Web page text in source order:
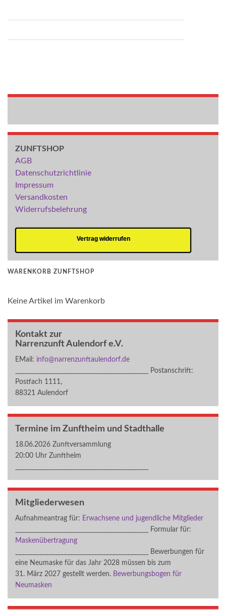
ZUNFTSHOP
AGB
Datenschutzrichtlinie
Impressum
Versandkosten
Widerrufsbelehrung
Vertrag widerrufen
WARENKORB ZUNFTSHOP
Keine Artikel im Warenkorb
Kontakt zur
Narrenzunft Aulendorf e.V.
EMail: info@narrenzunftaulendorf.de
____________________________________________ Postanschrift:
Postfach 1111,
88321 Aulendorf
Termine im Zunftheim und Stadthalle
18.06.2026 Zunftversammlung
20:00 Uhr Zunftheim
Mitgliederwesen
Aufnahmeantrag für: Erwachsene und jugendliche Mitglieder
____________________________________________ Formular für:
Maskenübertragung
____________________________________________ Bewerbungen für
eine Neumaske für das Jahr 2028 müssen bis zum
31. März 2027 gestellt werden. Bewerbungsbogen für
Neumasken